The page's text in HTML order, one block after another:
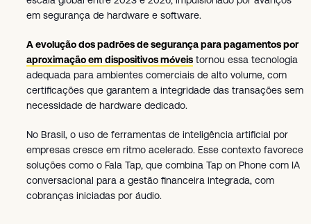
em segurança de hardware e software.
A evolução dos padrões de segurança para pagamentos por
aproximação em dispositivos móveis tornou essa tecnologia
adequada para ambientes comerciais de alto volume, com
certificações que garantem a integridade das transações sem
necessidade de hardware dedicado.
No Brasil, o uso de ferramentas de inteligência artificial por
empresas cresce em ritmo acelerado. Esse contexto favorece
soluções como o Fala Tap, que combina Tap on Phone com IA
conversacional para a gestão financeira integrada, com
cobranças iniciadas por áudio.